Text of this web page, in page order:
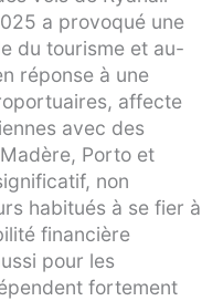
a provoqué une
du tourisme et au-
réponse à une
affecte
avec des
Porto et
non
habitués à se fier à
financière
pour les
fortement